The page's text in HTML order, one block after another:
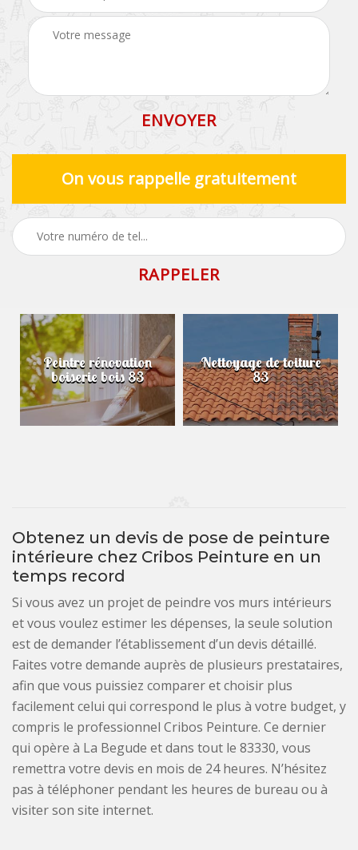
On vous rappelle gratuitement
Peintre rénovation
boiserie bois 83
Nettoyage de toiture
83
Obtenez un devis de pose de peinture
intérieure chez Cribos Peinture en un
temps record
Si vous avez un projet de peindre vos murs intérieurs
et vous voulez estimer les dépenses, la seule solution
est de demander l’établissement d’un devis détaillé.
Faites votre demande auprès de plusieurs prestataires,
afin que vous puissiez comparer et choisir plus
facilement celui qui correspond le plus à votre budget, y
compris le professionnel Cribos Peinture. Ce dernier
qui opère à La Begude et dans tout le 83330, vous
remettra votre devis en mois de 24 heures. N’hésitez
pas à téléphoner pendant les heures de bureau ou à
visiter son site internet.